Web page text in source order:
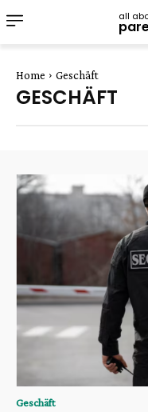
all
Home Geschäft
GESCHÄFT
Geschäft